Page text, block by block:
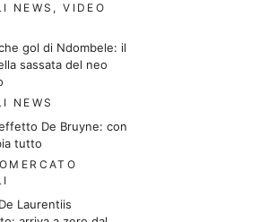
NEWS ,VIDEO
gol di Ndombele: il
sassata del neo
NEWS
De Bruyne: con
tutto
Laurentiis